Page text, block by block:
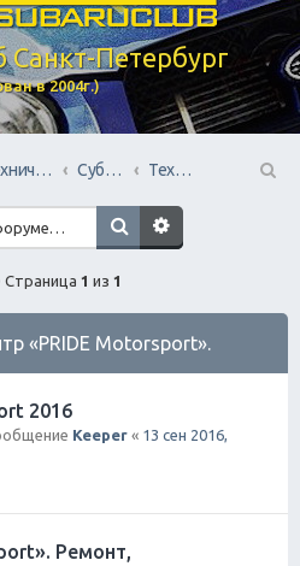
Санкт-Петербург
в 2004г.)
Технический раздел Субару Cервисы Санкт-Петербурга
Технический центр «PRIDE Motorsport».
Страница 1 из 1
«PRIDE Motorsport».
2016
Keeper « 13 сен 2016,
Ремонт,